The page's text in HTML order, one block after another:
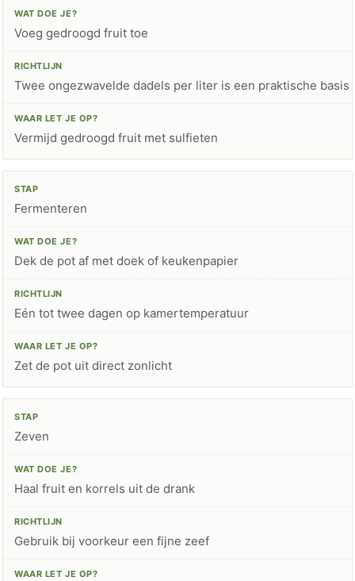
Voeg gedroogd fruit toe
Twee ongezwavelde dadels per liter is een praktische basis
Vermijd gedroogd fruit met sulfieten
Fermenteren
Dek de pot af met doek of keukenpapier
Eén tot twee dagen op kamertemperatuur
Zet de pot uit direct zonlicht
Zeven
Haal fruit en korrels uit de drank
Gebruik bij voorkeur een fijne zeef